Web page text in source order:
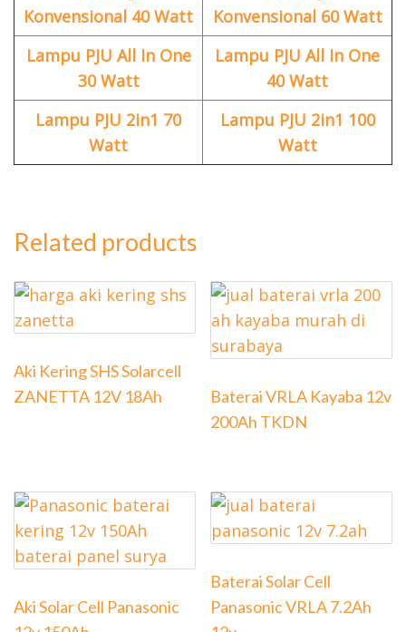
Konvensional 40 Watt
Konvensional 60 Watt
Lampu PJU All In One
30 Watt
Lampu PJU All In One
40 Watt
Lampu PJU 2in1 70
Watt
Lampu PJU 2in1 100
Watt
Related products
Aki Kering SHS Solarcell
ZANETTA 12V 18Ah
Baterai VRLA Kayaba 12v
200Ah TKDN
Aki Solar Cell Panasonic
Baterai Solar Cell
Panasonic VRLA 7.2Ah